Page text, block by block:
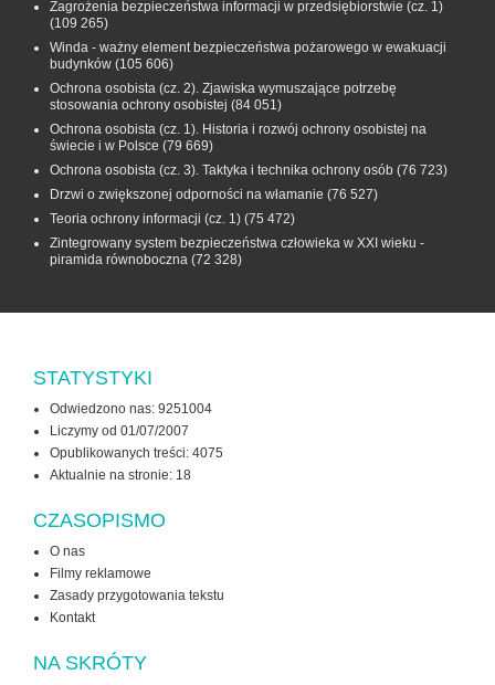
Zagrożenia bezpieczeństwa informacji w przedsiębiorstwie (cz. 1)
(109 265)
Winda - ważny element bezpieczeństwa pożarowego w ewakuacji
budynków (105 606)
Ochrona osobista (cz. 2). Zjawiska wymuszające potrzebę
stosowania ochrony osobistej (84 051)
Ochrona osobista (cz. 1). Historia i rozwój ochrony osobistej na
świecie i w Polsce (79 669)
Ochrona osobista (cz. 3). Taktyka i technika ochrony osób (76 723)
Drzwi o zwiększonej odporności na włamanie (76 527)
Teoria ochrony informacji (cz. 1) (75 472)
Zintegrowany system bezpieczeństwa człowieka w XXI wieku -
piramida równoboczna (72 328)
STATYSTYKI
Odwiedzono nas: 9251004
Liczymy od 01/07/2007
Opublikowanych treści: 4075
Aktualnie na stronie: 18
CZASOPISMO
O nas
Filmy reklamowe
Zasady przygotowania tekstu
Kontakt
NA SKRÓTY